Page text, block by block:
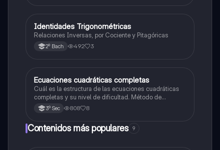
Matemáticas
Identidades Trigonométricas
Relaciones Inversas, por Cociente y Pitagóricas
2º Bach 492 3
Matemáticas
Ecuaciones cuadráticas completas
Cuál es la estructura de las ecuaciones cuadráticas
completas y su nivel de dificultad. Método de
solucion
3º Sec 808 8
Contenidos más populares 9